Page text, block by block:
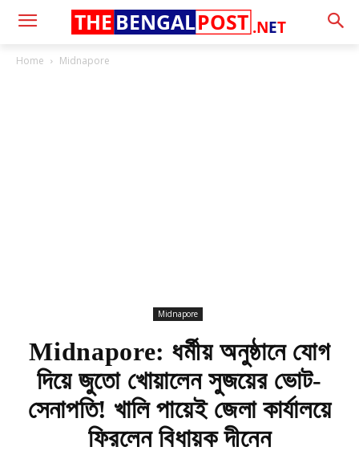
.NET
THE BENGALPOST
Home Midnapore
Midnapore
Midnapore: ধর্মীয় অনুষ্ঠানে যোগ
দিয়ে জুতো খোয়ালেন সুজয়ের ভোট-
সেনাপতি! খালি পায়েই জেলা কার্যালয়ে
ফিরলেন বিধায়ক দীনেন